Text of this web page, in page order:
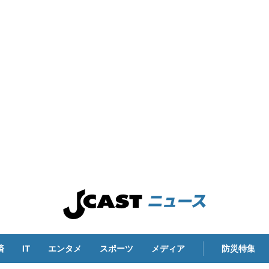
IT エンタメ スポーツ メディア 防災特集